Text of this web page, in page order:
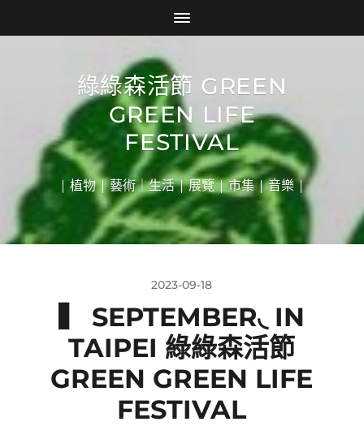
綠綠森活節 GREEN
GREEN LIFE
FESTIVAL
| 植物 | 藝術｜生活 | 展覽 | 市集 | 音樂 |
2023-09-18
▍ SEPTEMBER◟ IN
TAIPEI 綠綠森活節
GREEN GREEN LIFE
FESTIVAL